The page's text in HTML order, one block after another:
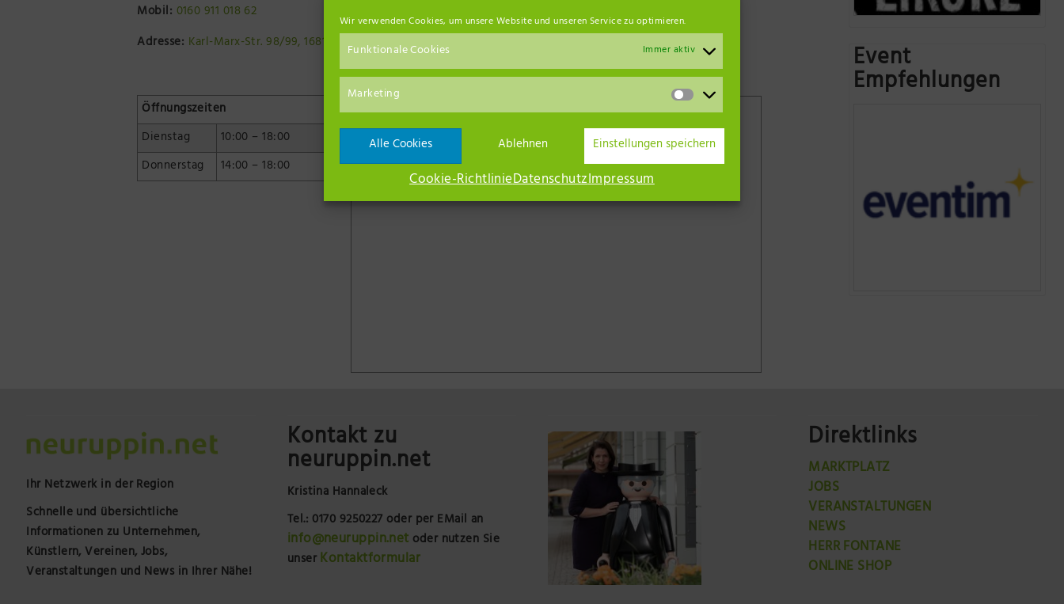
Wir verwenden Cookies, um unsere Website und unseren Service zu optimieren.
Funktionale Cookies Immer aktiv
Marketing
Alle Cookies Ablehnen Einstellungen speichern
Cookie-RichtlinieDatenschutzImpressum
Mobil: 0160 911 018 62
Adresse: Karl-Marx-Str. 98/99, 16816 Neuruppin
Öffnungszeiten
Dienstag
10:00 – 18:00
Donnerstag
14:00 – 18:00
Event
Empfehlungen
Ihr Netzwerk in der Region
Schnelle und übersichtliche
Informationen zu Unternehmen,
Künstlern, Vereinen, Jobs,
Veranstaltungen und News in Ihrer Nähe!
Kontakt zu
neuruppin.net
Kristina Hannaleck
Tel.: 0170 9250227 oder per EMail an
info@neuruppin.net oder nutzen Sie
unserKontaktformular
Direktlinks
MARKTPLATZ
JOBS
VERANSTALTUNGEN
NEWS
HERR FONTANE
ONLINE SHOP